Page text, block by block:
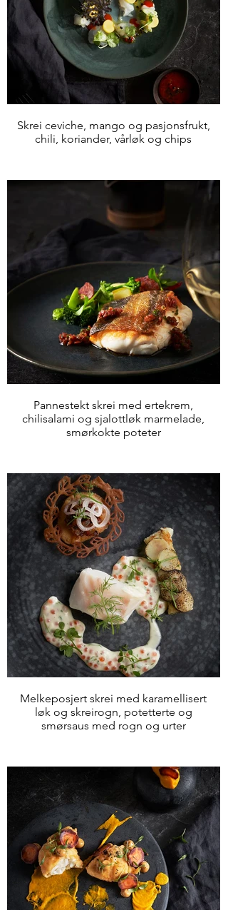
Skrei ceviche, mango og pasjonsfrukt,
chili, koriander, vårløk og chips
Pannestekt skrei med ertekrem,
chilisalami og sjalottløk marmelade,
smørkokte poteter
Melkeposjert skrei med karamellisert
løk og skreirogn, potetterte og
smørsaus med rogn og urter